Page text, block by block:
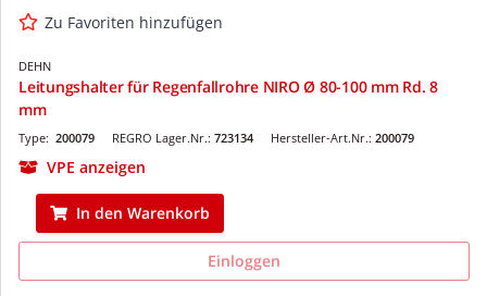
Zu Favoriten hinzufügen
DEHN
Leitungshalter für Regenfallrohre NIRO Ø 80-100 mm Rd. 8
mm
REGRO Lager.Nr.: 723134
Type: 200079 Hersteller-Art.Nr.: 200079
VPE anzeigen
In den Warenkorb
Einloggen